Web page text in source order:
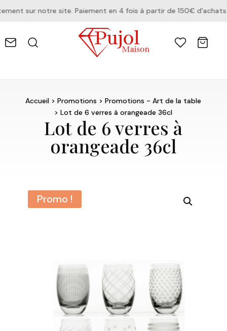
sur notre site. Paiement en 4 fois à partir de 150€ d'achats.
Accueil >Promotions >Promotions - Art de la table
> Lot de 6 verres à orangeade 36cl
Lot de 6 verres à
orangeade 36cl
Promo !